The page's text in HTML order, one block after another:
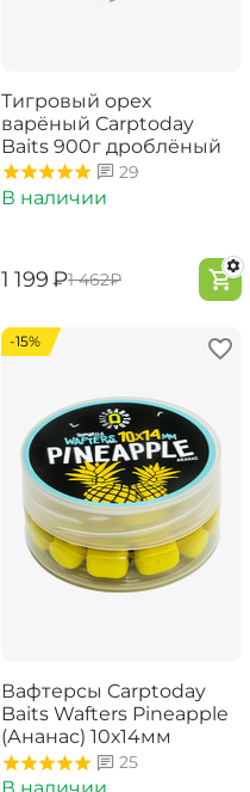
Тигровый орех
варёный Carptoday
Baits 900г дроблёный
29
В наличии
‍1 199‍₽‍1 462‍₽
-15%
Вафтерсы Carptoday
Baits Wafters Pineapple
(Ананас) 10х14мм
25